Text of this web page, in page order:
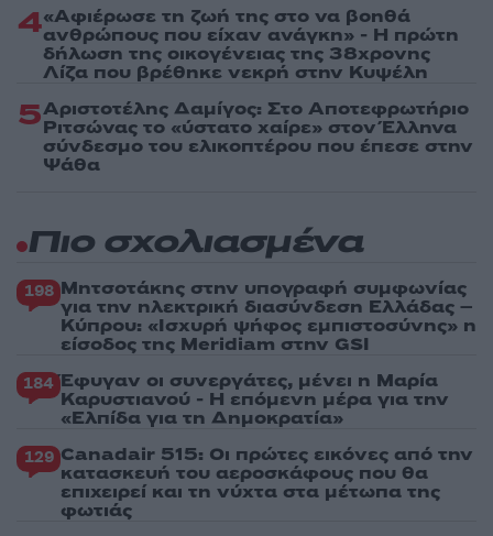
4«Αφιέρωσε τη ζωή της στο να βοηθά
ανθρώπους που είχαν ανάγκη» - Η πρώτη
δήλωση της οικογένειας της 38χρονης
Λίζα που βρέθηκε νεκρή στην Κυψέλη
5Αριστοτέλης Δαμίγος: Στο Αποτεφρωτήριο
Ριτσώνας το «ύστατο χαίρε» στον Έλληνα
σύνδεσμο του ελικοπτέρου που έπεσε στην
Ψάθα
Πιο σχολιασμένα
198 Μητσοτάκης στην υπογραφή συμφωνίας
για την ηλεκτρική διασύνδεση Ελλάδας –
Κύπρου: «Ισχυρή ψήφος εμπιστοσύνης» η
είσοδος της Meridiam στην GSI
184 Έφυγαν οι συνεργάτες, μένει η Μαρία
Καρυστιανού - Η επόμενη μέρα για την
«Ελπίδα για τη Δημοκρατία»
129 Canadair 515: Οι πρώτες εικόνες από την
κατασκευή του αεροσκάφους που θα
επιχειρεί και τη νύχτα στα μέτωπα της
φωτιάς